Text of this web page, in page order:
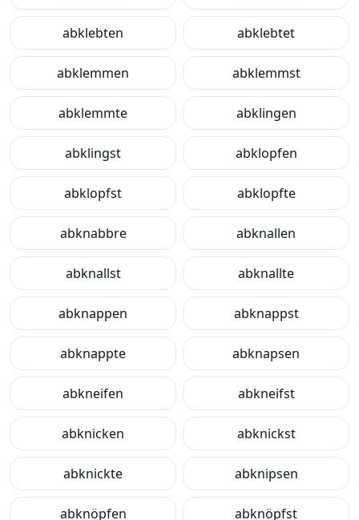
abklebten abklebtet
abklemmen abklemmst
abklemmte abklingen
abklingst abklopfen
abklopfst abklopfte
abknabbre abknallen
abknallst abknallte
abknappen abknappst
abknappte abknapsen
abkneifen abkneifst
abknicken abknickst
abknickte abknipsen
abknöpfen abknöpfst